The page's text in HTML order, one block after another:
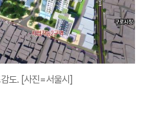
도. [사진=서울시]